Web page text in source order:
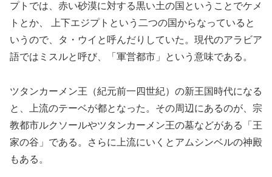
プトでは、赤い砂漠に対する黒い土の国ということでケメ
トとか、 上下エジプトという二つの国からなっていると
いうので、タ・ウイと呼んだりしていた。現代のアラビア
語ではミスルと呼び、「軍営都市」という意味である。
ツタンカーメン王（紀元前一四世紀）の新王国時代になる
と、上流のテーベが都となった。その周辺にあるのが、宗
教都市ルクソールやツタンカーメン王の墓などがある「王
家の谷」である。さらに上流にいくとアムシンベルの神殿
もある。